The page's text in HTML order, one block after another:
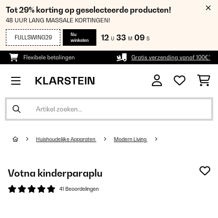
Tot 29% korting op geselecteerde producten!
48 UUR LANG MASSALE KORTINGEN!
FULLSWING29
Nu
winkelen
12 U 33 M 07 S
Flexibele betalingen Gratis verzending vanaf 100€*
Huishoudelijke Apparaten Modern Living
Votna kinderparaplu
41 Beoordelingen